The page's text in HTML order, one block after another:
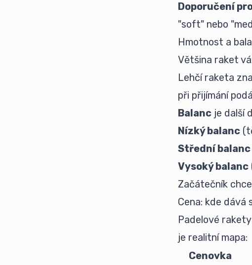
Doporučení
"soft" nebo
Hmotnost a
Většina raket
Lehčí raketa
při přijímání
Balanc je další
Nízký balanc
Střední balanc
Vysoký balanc
Začátečník
Cena: kde
Padelové
je realitní mapa:
Cenovka